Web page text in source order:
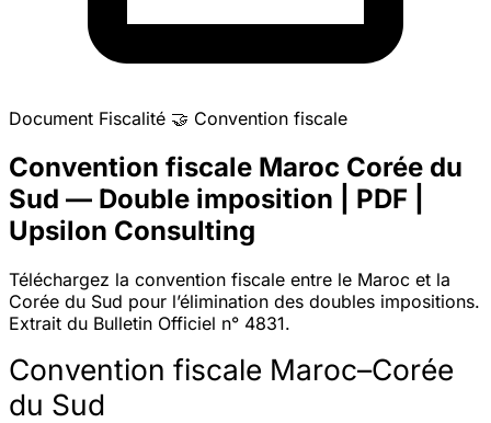
Document Fiscalité 🤝 Convention fiscale
Convention fiscale Maroc Corée du
Sud — Double imposition | PDF |
Upsilon Consulting
Téléchargez la convention fiscale entre le Maroc et la
Corée du Sud pour l’élimination des doubles impositions.
Extrait du Bulletin Officiel n° 4831.
Convention fiscale Maroc–Corée
du Sud